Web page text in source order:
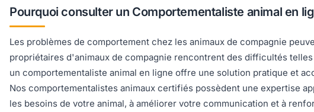
Pourquoi consulter un Comportementaliste animal en
Les problèmes de comportement chez les animaux de compagnie
propriétaires d'animaux de compagnie rencontrent des difficultés
un comportementaliste animal en ligne offre une solution pratique et
Nos comportementalistes animaux certifiés possèdent une expertise
les besoins de votre animal, à améliorer votre communication et à